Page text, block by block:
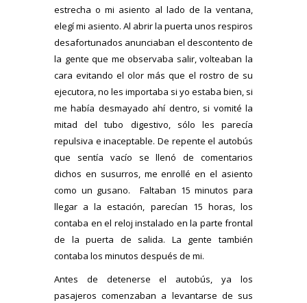
estrecha o mi asiento al lado de la ventana,
elegí mi asiento. Al abrir la puerta unos respiros
desafortunados anunciaban el descontento de
la gente que me observaba salir, volteaban la
cara evitando el olor más que el rostro de su
ejecutora, no les importaba si yo estaba bien, si
me había desmayado ahí dentro, si vomité la
mitad del tubo digestivo, sólo les parecía
repulsiva e inaceptable. De repente el autobús
que sentía vacío se llenó de comentarios
dichos en susurros, me enrollé en el asiento
como un gusano. Faltaban 15 minutos para
llegar a la estación, parecían 15 horas, los
contaba en el reloj instalado en la parte frontal
de la puerta de salida. La gente también
contaba los minutos después de mi.
Antes de detenerse el autobús, ya los
pasajeros comenzaban a levantarse de sus